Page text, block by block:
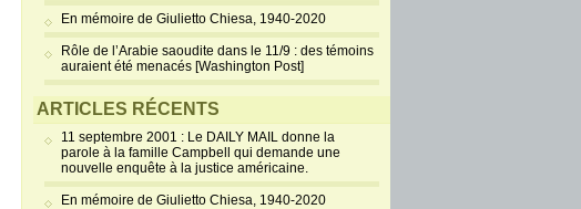
En mémoire de Giulietto Chiesa, 1940-2020
Rôle de l’Arabie saoudite dans le 11/9 : des témoins
auraient été menacés [Washington Post]
ARTICLES RÉCENTS
11 septembre 2001 : Le DAILY MAIL donne la
parole à la famille Campbell qui demande une
nouvelle enquête à la justice américaine.
En mémoire de Giulietto Chiesa, 1940-2020